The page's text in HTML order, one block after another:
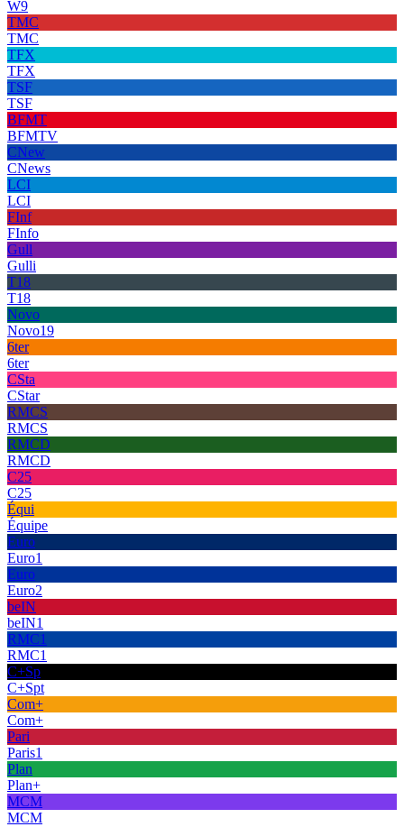
W9
TMC
TMC
TFX
TFX
TSF
TSF
BFMT
BFMTV
CNew
CNews
LCI
LCI
FInf
FInfo
Gull
Gulli
T18
T18
Novo
Novo19
6ter
6ter
CSta
CStar
RMCS
RMCS
RMCD
RMCD
C25
C25
Équi
Équipe
Euro
Euro1
Euro
Euro2
beIN
beIN1
RMC1
RMC1
C+Sp
C+Spt
Com+
Com+
Pari
Paris1
Plan
Plan+
MCM
MCM